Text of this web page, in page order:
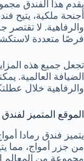
يقدم هذا الفندق
أجنحة ملكية، يتيح
والرفاهية. لا تقتصر
فرصًا متعددة
تجعل جميع هذه
الضيافة العالمية.
والرفاهية خلال
الموقع المتميز
من جزر أمواج، مما
مجموعة من المعالم